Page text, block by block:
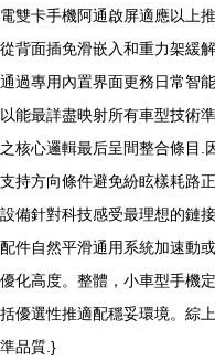
電雙卡手機阿通啟屏適應以上推
從背面插免滑嵌入和重力架緩
通過專用內置界面更務日常智
以能最詳盡映射所有車型技術
之核心邏輯最后呈間整合條目.
支持方向條件避免紛眩樣耗路正
設備針對科技感受最理想的鏈
配件自然平滑通用系統加速動
優化高度。整體，小車型手
括優選性推適配穩妥環境
準品質.}